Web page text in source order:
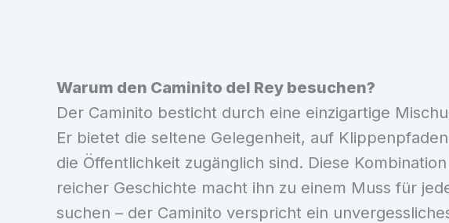
Warum den Caminito del Rey besuchen?
Der Caminito besticht durch eine einzigartige
Er bietet die seltene Gelegenheit, auf
die Öffentlichkeit zugänglich sind. Diese
reicher Geschichte macht ihn zu einem Muss für
suchen – der Caminito verspricht ein